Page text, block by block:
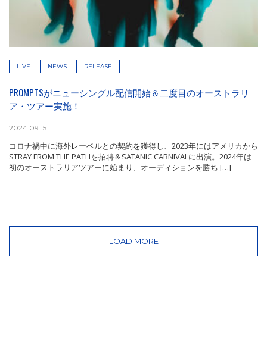
LIVE NEWS RELEASE
PROMPTSがニューシングル配信開始＆二度目のオーストラリ
ア・ツアー実施！
2024.09.15
コロナ禍中に海外レーベルとの契約を獲得し、2023年にはアメリカから
STRAY FROM THE PATHを招聘＆SATANIC CARNIVALに出演。2024年は
初のオーストラリアツアーに始まり、オーディションを勝ち […]
LOAD MORE